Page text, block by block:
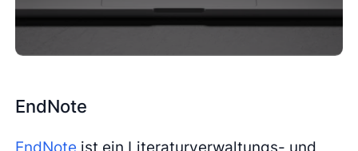
EndNote
EndNote ist ein Literaturverwaltungs- und